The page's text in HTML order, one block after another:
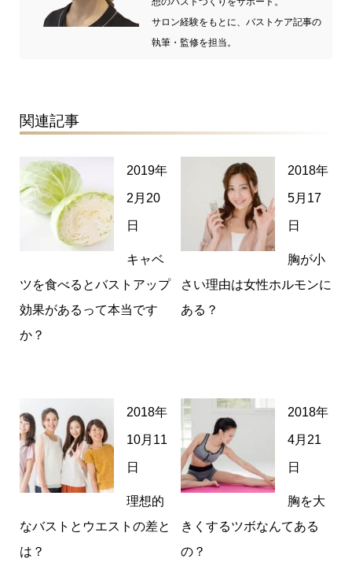
サロン経験をもとに、バストケア記事の
執筆・監修を担当。
関連記事
2019年
2月20
日
キャベ
ツを食べるとバストアップ
効果があるって本当です
か？
2018年
5月17
日
胸が小
さい理由は女性ホルモンに
ある？
2018年
10月11
日
理想的
なバストとウエストの差と
は？
2018年
4月21
日
胸を大
きくするツボなんてある
の？